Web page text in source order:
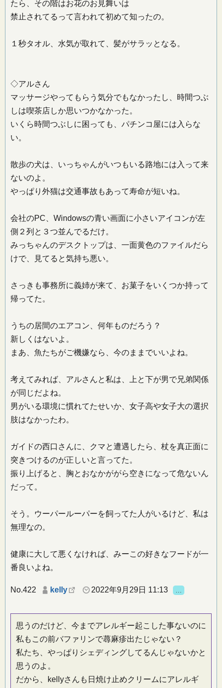
たら、その階はお花のお見舞いは
禁止されてるって言われて初めて知ったの。
１秒タオル、水気が取れて、髪がサラッとなる。
◇アルさん
マッサージやってもらう気分でもなかったし、時間つぶ
しは喫茶店しか思いつかなかった。
いくら時間つぶしに困っても、パチンコ屋には入らな
い。
散歩の犬は、いっちゃんがいつもいる路地には入って来
ないのよ。
やっぱり外猫は交通事故もあって寿命が短いね。
会社のPC、Windowsの青い画面に小さいアイコンが左
側２列と３つ並んでるだけ。
みっちゃんのデスクトップは、一面黄色のファイルだら
けで、見てると気持ち悪い。
さっきも事務所に義姉が来て、お菓子をいくつか持って
帰ってた。
うちの居間のエアコン、何年ものだろう？
新しくはないよ。
まあ、魚たちがご機嫌なら、今のままでいいよね。
考えてみれば、アルさんと私は、上と下が男で兄弟関係
が同じだよね。
男がいる環境に慣れてたせいか、女子高や女子大の選択
肢はなかったわ。
ガイドの西口さんに、クマと遭遇したら、杖を真正面に
突きつけるのが正しいと言ってた。
振り上げると、胸とおなかががら空きになって危ないん
だって。
そう。ウーパールーパーを飼ってた人がいるけど、私は
無理なの。
健康に大して悪くなければ、みーこの好きなフードが一
番良いよね。
No.422 kelly 2022年9月29日 11:13
思うのだけど、今までアレルギー起こした事ないのに
私もこの前バファリンで蕁麻疹出たじゃない？
私たち、やっぱりシェディングしてるんじゃないかと
思うのよ。
だから、kellyさんも日焼け止めクリームにアレルギ